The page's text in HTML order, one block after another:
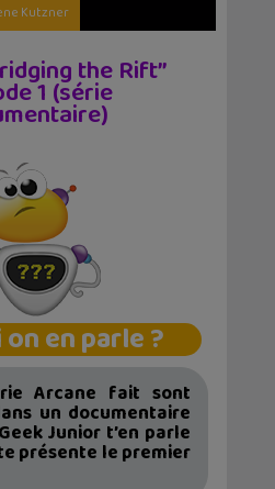
Kutzner
the Rift”
1 (série
en parle ?
Arcane fait sont
un documentaire
Junior t’en parle
présente le premier